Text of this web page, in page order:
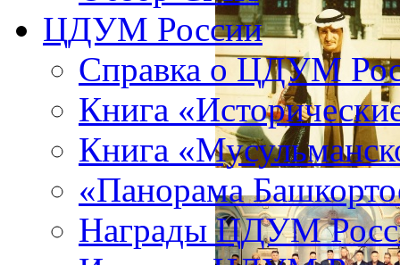
ЦДУМ России
Справка о ЦДУМ
Книга
Книга
«Панорама
Награды ЦДУМ